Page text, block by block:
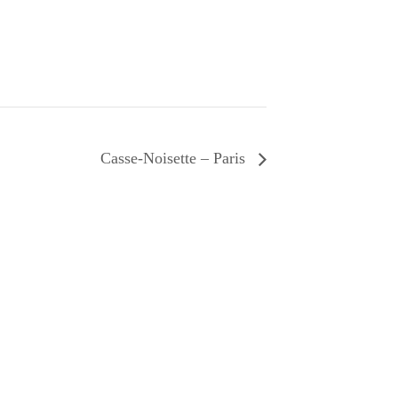
Casse-Noisette – Paris